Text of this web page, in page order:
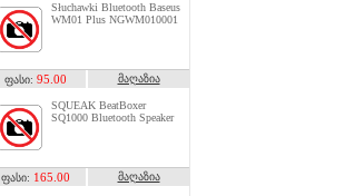
Słuchawki Bluetooth Baseus
WM01 Plus NGWM010001
ფასი: 95.00 მაღაზია
SQUEAK BeatBoxer
SQ1000 Bluetooth Speaker
ფასი: 165.00 მაღაზია